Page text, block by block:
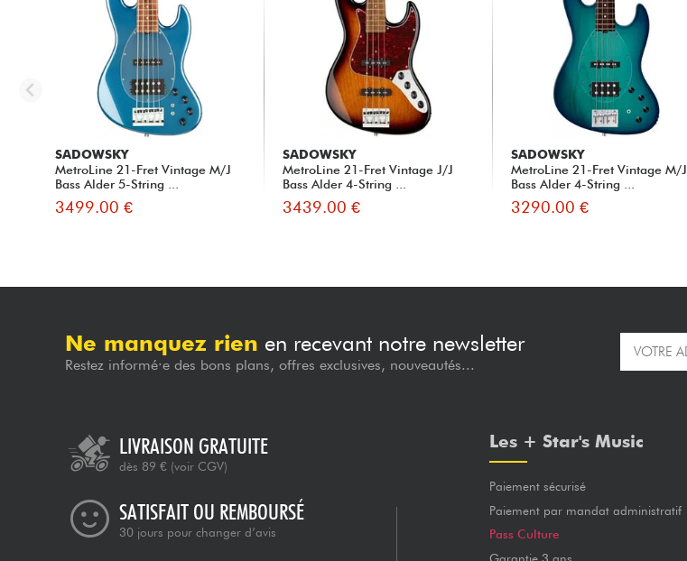
SADOWSKY
MetroLine 21-Fret Vintage M/J
Bass Alder 5-String ...
3499.00 €
SADOWSKY
MetroLine 21-Fret Vintage J/J
Bass Alder 4-String ...
3439.00 €
SADOWSKY
MetroLine 21-Fret Vintage M/J
Bass Alder 4-String ...
3290.00 €
Ne manquez rien en recevant notre newsletter
Restez informé·e des bons plans, offres exclusives, nouveautés...
LIVRAISON GRATUITE
dès 89 € (voir CGV)
SATISFAIT OU REMBOURSÉ
30 jours pour changer d’avis
Les + Star's Music
Paiement sécurisé
Paiement par mandat administratif
Pass Culture